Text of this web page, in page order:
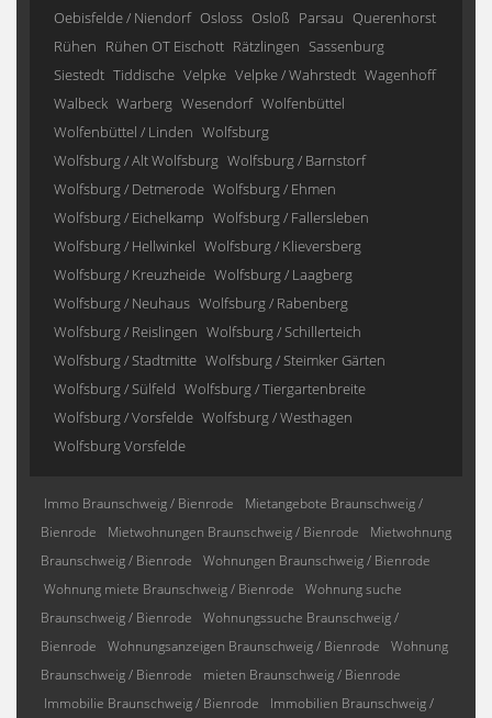
Oebisfelde / Niendorf Osloss Osloß Parsau Querenhorst
Rühen Rühen OT Eischott Rätzlingen Sassenburg
Siestedt Tiddische Velpke Velpke / Wahrstedt Wagenhoff
Walbeck Warberg Wesendorf Wolfenbüttel
Wolfenbüttel / Linden Wolfsburg
Wolfsburg / Alt Wolfsburg Wolfsburg / Barnstorf
Wolfsburg / Detmerode Wolfsburg / Ehmen
Wolfsburg / Eichelkamp Wolfsburg / Fallersleben
Wolfsburg / Hellwinkel Wolfsburg / Klieversberg
Wolfsburg / Kreuzheide Wolfsburg / Laagberg
Wolfsburg / Neuhaus Wolfsburg / Rabenberg
Wolfsburg / Reislingen Wolfsburg / Schillerteich
Wolfsburg / Stadtmitte Wolfsburg / Steimker Gärten
Wolfsburg / Sülfeld Wolfsburg / Tiergartenbreite
Wolfsburg / Vorsfelde Wolfsburg / Westhagen
Wolfsburg Vorsfelde
Immo Braunschweig / Bienrode
Mietangebote Braunschweig /
Bienrode
Mietwohnungen Braunschweig / Bienrode
Mietwohnung
Braunschweig / Bienrode
Wohnungen Braunschweig / Bienrode
Wohnung miete Braunschweig / Bienrode
Wohnung suche
Braunschweig / Bienrode
Wohnungssuche Braunschweig /
Bienrode
Wohnungsanzeigen Braunschweig / Bienrode
Wohnung
Braunschweig / Bienrode
mieten Braunschweig / Bienrode
Immobilie Braunschweig / Bienrode
Immobilien Braunschweig /